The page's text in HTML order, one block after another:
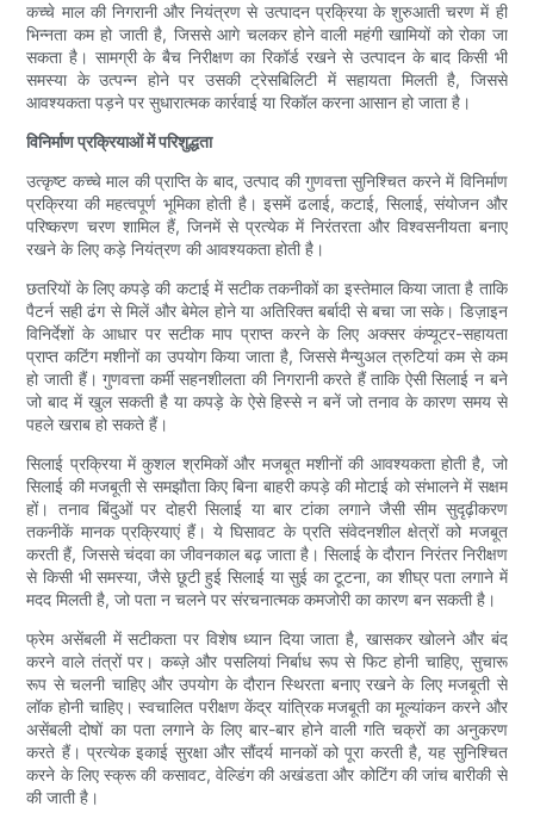
कच्चे माल की निगरानी और नियंत्रण से उत्पादन प्रक्रिया के शुरुआती चरण में ही
भिन्नता कम हो जाती है, जिससे आगे चलकर होने वाली महंगी खामियों को रोका जा
सकता है। सामग्री के बैच निरीक्षण का रिकॉर्ड रखने से उत्पादन के बाद किसी भी
समस्या के उत्पन्न होने पर उसकी ट्रेसबिलिटी में सहायता मिलती है, जिससे
आवश्यकता पड़ने पर सुधारात्मक कार्रवाई या रिकॉल करना आसान हो जाता है।
विनिर्माण प्रक्रियाओं में परिशुद्धता
उत्कृष्ट कच्चे माल की प्राप्ति के बाद, उत्पाद की गुणवत्ता सुनिश्चित करने में विनिर्माण
प्रक्रिया की महत्वपूर्ण भूमिका होती है। इसमें ढलाई, कटाई, सिलाई, संयोजन और
परिष्करण चरण शामिल हैं, जिनमें से प्रत्येक में निरंतरता और विश्वसनीयता बनाए
रखने के लिए कड़े नियंत्रण की आवश्यकता होती है।
छतरियों के लिए कपड़े की कटाई में सटीक तकनीकों का इस्तेमाल किया जाता है ताकि
पैटर्न सही ढंग से मिलें और बेमेल होने या अतिरिक्त बर्बादी से बचा जा सके। डिज़ाइन
विनिर्देशों के आधार पर सटीक माप प्राप्त करने के लिए अक्सर कंप्यूटर-सहायता
प्राप्त कटिंग मशीनों का उपयोग किया जाता है, जिससे मैन्युअल त्रुटियां कम से कम
हो जाती हैं। गुणवत्ता कर्मी सहनशीलता की निगरानी करते हैं ताकि ऐसी सिलाई न बने
जो बाद में खुल सकती है या कपड़े के ऐसे हिस्से न बनें जो तनाव के कारण समय से
पहले खराब हो सकते हैं।
सिलाई प्रक्रिया में कुशल श्रमिकों और मजबूत मशीनों की आवश्यकता होती है, जो
सिलाई की मजबूती से समझौता किए बिना बाहरी कपड़े की मोटाई को संभालने में सक्षम
हों। तनाव बिंदुओं पर दोहरी सिलाई या बार टांका लगाने जैसी सीम सुदृढ़ीकरण
तकनीकें मानक प्रक्रियाएं हैं। ये घिसावट के प्रति संवेदनशील क्षेत्रों को मजबूत
करती हैं, जिससे चंदवा का जीवनकाल बढ़ जाता है। सिलाई के दौरान निरंतर निरीक्षण
से किसी भी समस्या, जैसे छूटी हुई सिलाई या सुई का टूटना, का शीघ्र पता लगाने में
मदद मिलती है, जो पता न चलने पर संरचनात्मक कमजोरी का कारण बन सकती है।
फ्रेम असेंबली में सटीकता पर विशेष ध्यान दिया जाता है, खासकर खोलने और बंद
करने वाले तंत्रों पर। कब्ज़े और पसलियां निर्बाध रूप से फिट होनी चाहिए, सुचारू
रूप से चलनी चाहिए और उपयोग के दौरान स्थिरता बनाए रखने के लिए मजबूती से
लॉक होनी चाहिए। स्वचालित परीक्षण केंद्र यांत्रिक मजबूती का मूल्यांकन करने और
असेंबली दोषों का पता लगाने के लिए बार-बार होने वाली गति चक्रों का अनुकरण
करते हैं। प्रत्येक इकाई सुरक्षा और सौंदर्य मानकों को पूरा करती है, यह सुनिश्चित
करने के लिए स्क्रू की कसावट, वेल्डिंग की अखंडता और कोटिंग की जांच बारीकी से
की जाती है।